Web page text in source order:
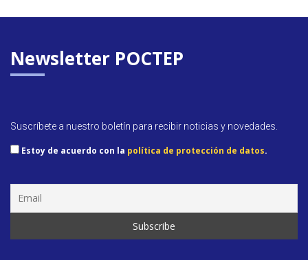
Newsletter POCTEP
Suscríbete a nuestro boletín para recibir noticias y novedades.
Estoy de acuerdo con la política de protección de datos.